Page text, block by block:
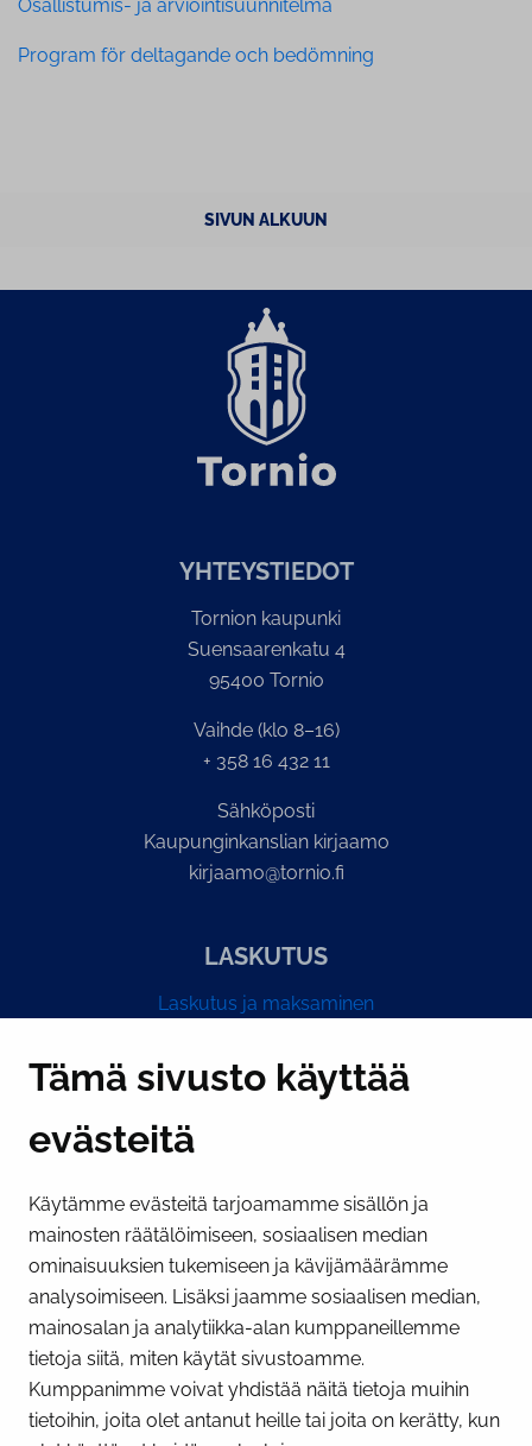
Tämä sivusto käyttää
evästeitä
Käytämme evästeitä tarjoamamme sisällön ja
mainosten räätälöimiseen, sosiaalisen median
ominaisuuksien tukemiseen ja kävijämäärämme
analysoimiseen. Lisäksi jaamme sosiaalisen median,
mainosalan ja analytiikka-alan kumppaneillemme
tietoja siitä, miten käytät sivustoamme.
Kumppanimme voivat yhdistää näitä tietoja muihin
tietoihin, joita olet antanut heille tai joita on kerätty, kun
Osallistumis- ja arviointisuunnitelma
Program för deltagande och bedömning
SIVUN ALKUUN
YH­TEYS­TIE­DOT
Tornion kaupunki
Suensaarenkatu 4
95400 Tornio
Vaihde (klo 8–16)
+ 358 16 432 11
Sähköposti
Kaupunginkanslian kirjaamo
kirjaamo@tornio.fi
LASKUTUS
Laskutus ja maksaminen
PI­KA­LINK­KE­JÄ
Näytä evästeasetukseni
SOSIAALINEN MEDIA
Facebook InstagramYouTube